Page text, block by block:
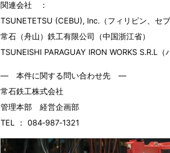
関連会社 ：
TSUNETETSU (CEBU), Inc.（フィリピン、セブ
常石（舟山）鉄工有限公司（中国浙江省）
TSUNEISHI PARAGUAY IRON WORKS S.R.L（
― 本件に関する問い合わせ先 ―
常石鉄工株式会社
管理本部 経営企画部
TEL ： 084‐987‐1321